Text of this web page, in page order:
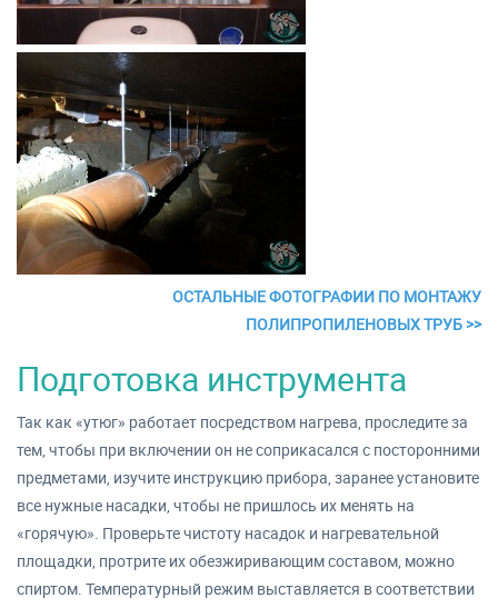
ОСТАЛЬНЫЕ ФОТОГРАФИИ ПО МОНТАЖУ
ПОЛИПРОПИЛЕНОВЫХ ТРУБ >>
Подготовка инструмента
Так как «утюг» работает посредством нагрева, проследите за
тем, чтобы при включении он не соприкасался с посторонними
предметами, изучите инструкцию прибора, заранее установите
все нужные насадки, чтобы не пришлось их менять на
«горячую». Проверьте чистоту насадок и нагревательной
площадки, протрите их обезжиривающим составом, можно
спиртом. Температурный режим выставляется в соответствии